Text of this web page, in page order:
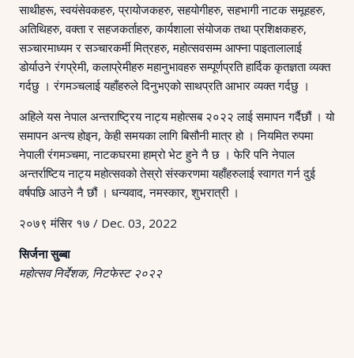
साथीहरू, स्वयंसेवकहरु, प्रायोजकहरु, सहयोगीहरु, सहभागी नाटक समूहहरु,
अतिथिहरु, वक्ता र सहजकर्ताहरु, कार्यशाला संयोजक तथा प्रशिक्षकहरु,
सञ्चारमाध्यम र सञ्चारकर्मी मित्रहरु, महोत्सवसम्म आफ्ना पाइतालालाई
डोर्याउने रंगप्रेमी, कलाप्रेमीहरु महानुभावहरु सम्पूर्णप्रति हार्दिक कृतज्ञता व्यक्त
गर्दछु । रंगमञ्चलाई यहाँहरुले दिनुभएको साथप्रति आभार व्यक्त गर्दछु ।
अहिले यस नेपाल अन्तराष्ट्रिय नाट्य महोत्सब २०२२ लाई समापन गर्दैछौं । यो
समापन अन्त्य होइन, केही समयका लागि बिसौनी मात्र हो । नियमित रुपमा
नेपाली रंगमञ्चमा, नाटकघरमा हाम्रो भेट हुने नै छ । फेरि पनि नेपाल
अन्तर्राष्टिय नाट्य महोत्सवको तेस्रो संस्करणमा यहाँहरुलाई स्वागत गर्न दुई
वर्षपछि आउने नै छौं । धन्यवाद, नमस्कार, शुभरात्री ।
२०७९ मंसिर १७ / Dec. 03, 2022
सिर्जना सुब्बा
महोत्सव निर्देशक, निटफेस्ट २०२२